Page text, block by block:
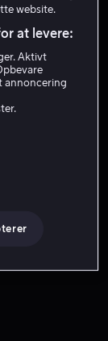
den mand,
website.
at levere:
Aktivt
annoncering